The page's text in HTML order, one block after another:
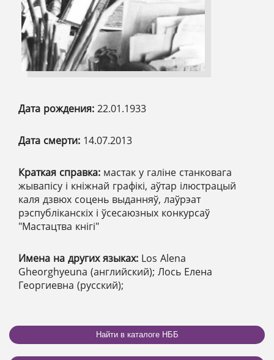
Дата рождения: 22.01.1933
Дата смерти: 14.07.2013
Краткая справка: мастак у галіне станковага
жывапісу і кніжнай графікі, аўтар ілюстрацый
каля дзвюх соцень выданняў, лаўрэат
рэспубліканскіх і ўсесаюзных конкурсаў
"Мастацтва кнігі"
Имена на других языках: Los Alena
Gheorghyeuna (английский); Лось Елена
Георгиевна (русский);
Найти в каталоге НББ